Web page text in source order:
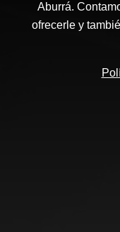
Aburrá.
ofrecerle y